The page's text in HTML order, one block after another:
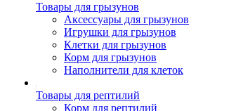
Товары для грызунов
Аксессуары для грызунов
Игрушки для грызунов
Клетки для грызунов
Корм для грызунов
Наполнители для клеток
Товары для рептилий
Корм для рептилий